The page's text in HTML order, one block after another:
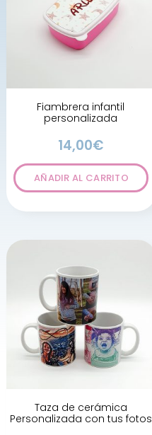
Fiambrera infantil
personalizada
14,00€
AÑADIR AL CARRITO
Taza de cerámica
Personalizada con tus fotos